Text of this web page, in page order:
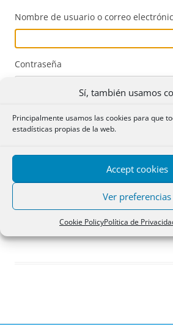
Sí, también usamos
Principalmente usamos las cookies para que
estadísticas propias de la web.
Accept cookies
Ver preferencias
Cookie PolicyPolítica de
Nombre de usuario o correo
Contraseña
Acceder
Registro
¿Has olvidado tu contraseña?